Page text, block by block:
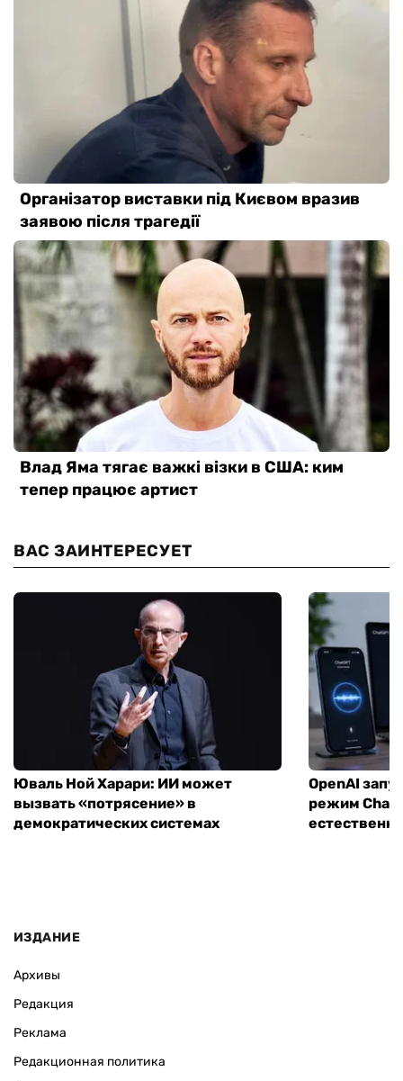
ВАС ЗАИНТЕРЕСУЕТ
Юваль Ной Харари: ИИ может
вызвать «потрясение» в
демократических системах
OpenAI
режим
ИЗДАНИЕ
Архивы
Редакция
Реклама
Редакционная политика